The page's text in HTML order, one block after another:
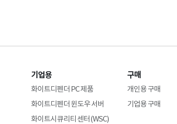
기업용
화이트디펜더 PC 제품
화이트디펜더 윈도우 서버
화이트시큐리티 센터(WSC)
구매
개인용 구매
기업용 구매